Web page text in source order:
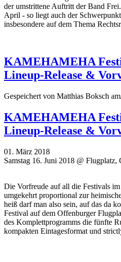
der umstrittene Auftritt der Band
April - so liegt auch der
insbesondere auf dem Thema
KAMEHAMEHA
Lineup-Release &
Gespeichert von Matthias Boksch
KAMEHAMEHA
Lineup-Release &
01. März 2018
Samstag 16. Juni 2018 @ Flugplatz,
Die Vorfreude auf all die Festivals
umgekehrt proportional zur
heiß darf man also sein, auf das da
Festival auf dem Offenburger
des Komplettprogramms die fünfte
kompakten Eintagesformat und